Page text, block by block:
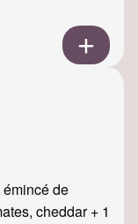
de
cheddar + 1